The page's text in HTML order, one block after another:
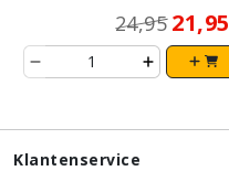
24,95 21,95
Klantenservice